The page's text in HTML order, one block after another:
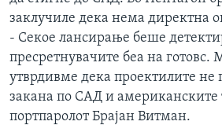
заклучиле дека нема директна
- Секое лансирање беше
пресретнувачите беа на готовс.
утврдивме дека проектилите не
закана по САД и
портпаролот Брајан Витман.